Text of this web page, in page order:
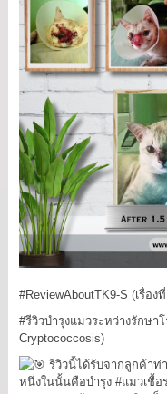
#ReviewAboutTK9-S (เรื่อง
#รีวิวบำรุงแมวระหว่างรักษ
Cryptococcosis)
รีวิวนี้ได้รับจากลูกค้าท่
หนึ่งในนั้นคือบำรุง #แมวเชื้อ